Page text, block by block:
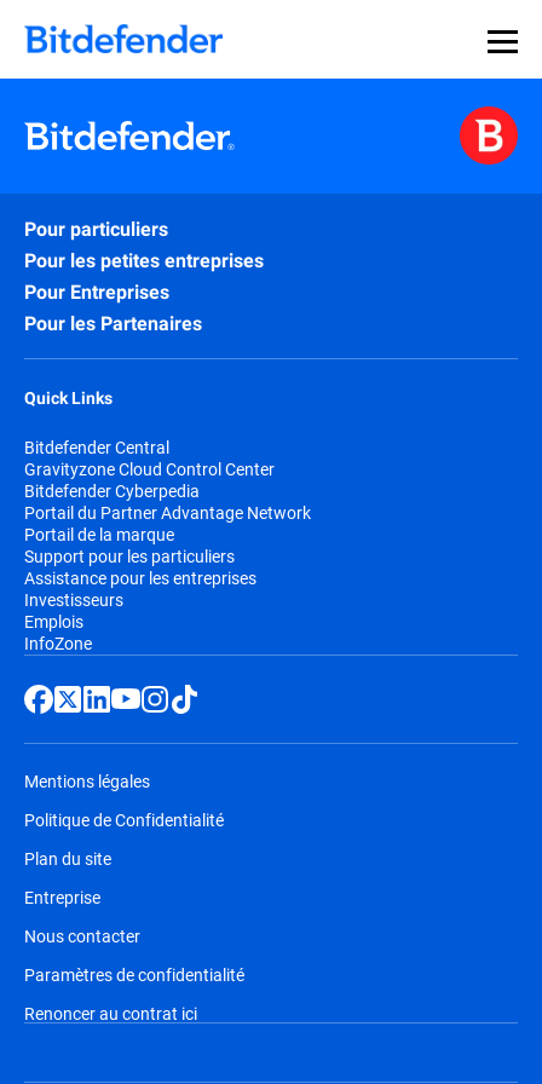
Souveraineté des données en cybersécurité : webinaire
en direct, le 30 juillet .Inscrivez-vous >>
Pour particuliers
Pour les petites entreprises
Pour Entreprises
Pour les Partenaires
Quick Links
Bitdefender Central
Gravityzone Cloud Control Center
Bitdefender Cyberpedia
Portail du Partner Advantage Network
Portail de la marque
Support pour les particuliers
Assistance pour les entreprises
Investisseurs
Emplois
InfoZone
Mentions légales
Politique de Confidentialité
Plan du site
Entreprise
Nous contacter
Paramètres de confidentialité
Renoncer au contrat ici